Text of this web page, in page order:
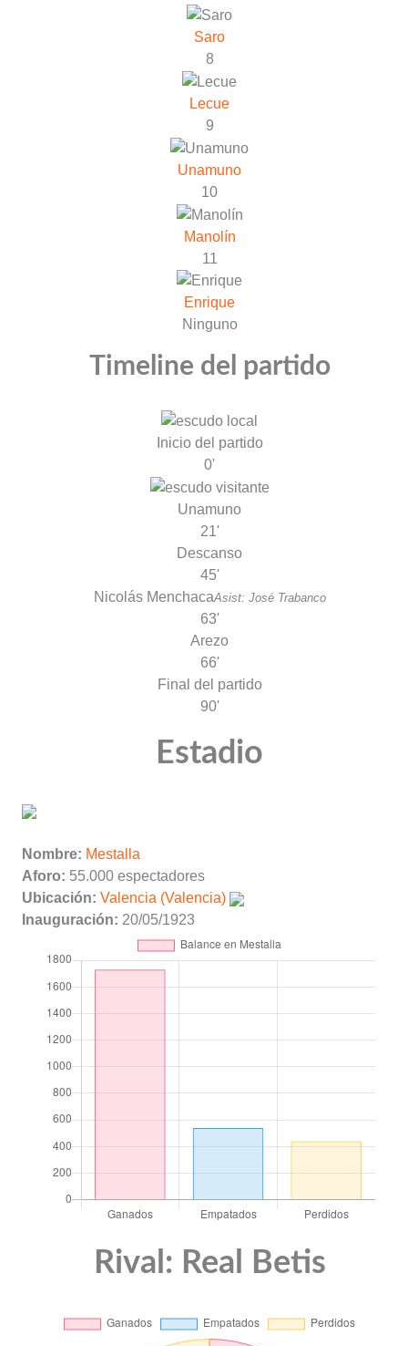
Saro
8
Lecue
9
Unamuno
10
Manolín
11
Enrique
Ninguno
Timeline del partido
Inicio del partido
0'
Unamuno
21'
Descanso
45'
Nicolás MenchacaAsist: José Trabanco
63'
Arezo
66'
Final del partido
90'
Estadio
Nombre: Mestalla
Aforo: 55.000 espectadores
Ubicación: Valencia (Valencia)
Inauguración: 20/05/1923
Rival: Real Betis